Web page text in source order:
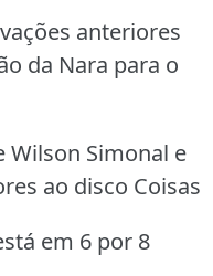
anteriores
da Nara para o
Wilson Simonal e
ao disco Coisas
em 6 por 8